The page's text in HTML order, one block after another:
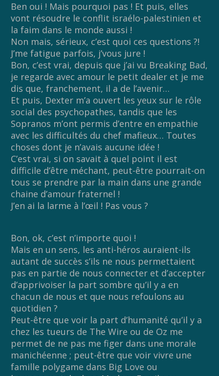
Ben oui ! Mais pourquoi pas ! Et puis, elles
vont résoudre le conflit israélo-palestinien et
la faim dans le monde aussi !
Non mais, sérieux, c’est quoi ces questions ?!
J’me fatigue parfois, j’vous jure !
Bon, c’est vrai, depuis que j’ai vu Breaking Bad,
je regarde avec amour le petit dealer et je me
dis que, franchement, il a de l’avenir…
Et puis, Dexter m’a ouvert les yeux sur le rôle
social des psychopathes, tandis que les
Sopranos m’ont permis d’entre en empathie
avec les difficultés du chef mafieux… Toutes
choses dont je n’avais aucune idée !
C’est vrai, si on savait à quel point il est
difficile d’être méchant, peut-être pourrait-on
tous se prendre par la main dans une grande
chaine d’amour fraternel !
J’en ai la larme à l’œil ! Pas vous ?
Bon, ok, c’est n’importe quoi !
Mais en un sens, les anti-héros auraient-ils
autant de succès s’ils ne nous permettaient
pas en partie de nous connecter et d’accepter
d’apprivoiser la part sombre qu’il y a en
chacun de nous et que nous refoulons au
quotidien ?
Peut-être que voir la part d’humanité qu’il y a
chez les tueurs de The Wire ou de Oz me
permet de ne pas me figer dans une morale
manichéenne ; peut-être que voir vivre une
famille polygame dans Big Love ou